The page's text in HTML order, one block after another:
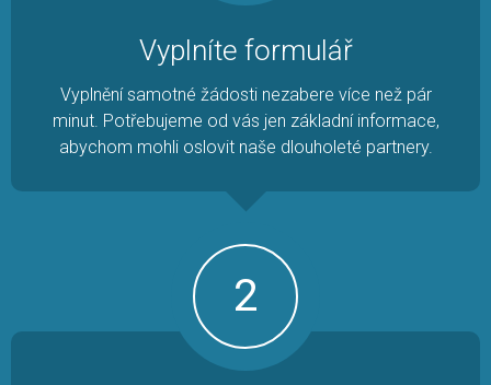
Vyplníte formulář
Vyplnění samotné žádosti nezabere více než pár
minut. Potřebujeme od vás jen základní informace,
abychom mohli oslovit naše dlouholeté partnery.
2